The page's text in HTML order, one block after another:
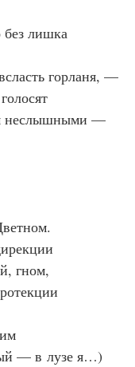
лишка
горланя, —
неслышными —
гном,
— в лузе я…)